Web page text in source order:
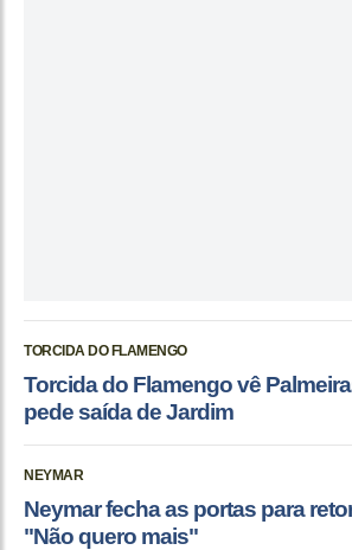
TORCIDA DO FLAMENGO
Torcida do Flamengo vê
pede saída de Jardim
NEYMAR
Neymar fecha as portas para
"Não quero mais"